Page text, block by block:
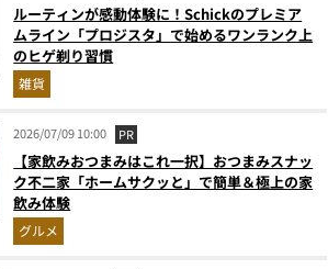
ルーティンが感動体験に！Schickのプレミア
ムライン「プロジスタ」で始めるワンランク上
のヒゲ剃り習慣
雑貨
2026/07/09 10:00 PR
【家飲みおつまみはこれ一択】おつまみスナッ
ク不二家「ホームサクッと」で簡単＆極上の家
飲み体験
グルメ